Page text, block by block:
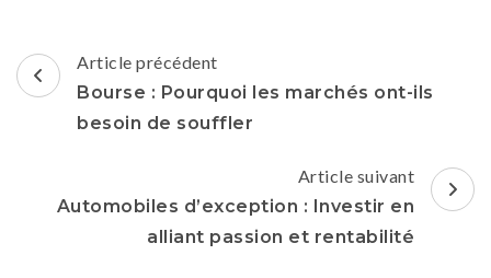
Navigation
d'article
Article précédent
Bourse : Pourquoi les marchés ont-ils
besoin de souffler
Article suivant
Automobiles d’exception : Investir en
alliant passion et rentabilité